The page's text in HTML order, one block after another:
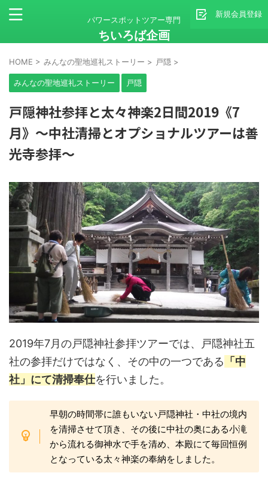
新規会員登録
パワースポットツアー専門
ちいろば企画
HOME > みんなの聖地巡礼ストーリー > 戸隠 >
みんなの聖地巡礼ストーリー 戸隠
戸隠神社参拝と太々神楽2日間2019《7
月》～中社清掃とオプショナルツアーは善
光寺参拝～
2019年7月の戸隠神社参拝ツアーでは、戸隠神社五
社の参拝だけではなく、その中の一つである 「中
社」にて清掃奉仕を行いました。
早朝の時間帯に誰もいない戸隠神社・中社の境内
を清掃させて頂き、その後に中社の奥にある小滝
から流れる御神水で手を清め、本殿にて毎回恒例
となっている太々神楽の奉納をしました。